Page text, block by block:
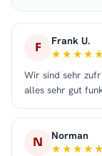
F Frank U.
Wir sind sehr
alles sehr gut
N Norman